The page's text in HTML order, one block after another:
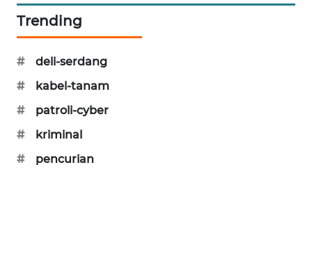
Trending
#
deli-serdang
#
kabel-tanam
#
patroli-cyber
#
kriminal
#
pencurian
LKKI
KOPEKLIN
KONSUMEN